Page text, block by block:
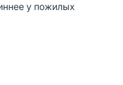
у пожилых